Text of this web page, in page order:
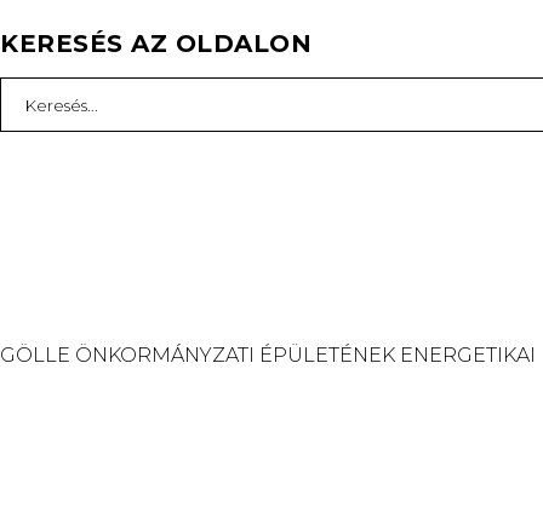
KERESÉS AZ OLDALON
for:
GÖLLE ÖNKORMÁNYZATI ÉPÜLETÉNEK ENERGETIKAI